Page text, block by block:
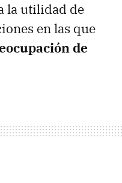
la utilidad de
en las que
de